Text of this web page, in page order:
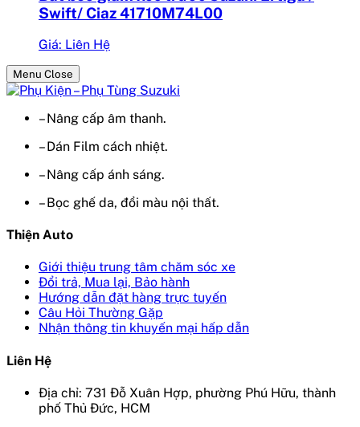
Swift/ Ciaz 41710M74L00
Giá: Liên Hệ
Menu Close
– Nâng cấp âm thanh.
– Dán Film cách nhiệt.
– Nâng cấp ánh sáng.
– Bọc ghế da, đổi màu nội thất.
Thiện Auto
Giới thiệu trung tâm chăm sóc xe
Đổi trả, Mua lại, Bảo hành
Hướng dẫn đặt hàng trực tuyến
Câu Hỏi Thường Gặp
Nhận thông tin khuyến mại hấp dẫn
Liên Hệ
Địa chỉ: 731 Đỗ Xuân Hợp, phường Phú Hữu, thành
phố Thủ Đức, HCM